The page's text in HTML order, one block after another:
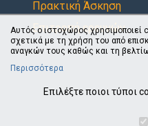
Πρακτική Άσκηση
Επιτροπή ερευνών
©
Αυτός ο ιστοχώρος χρησιμοποιεί
σχετικά με τη χρήση του από
αναγκών τους καθώς και τη
Περισσότερα
Επιλέξτε ποιοι τύποι